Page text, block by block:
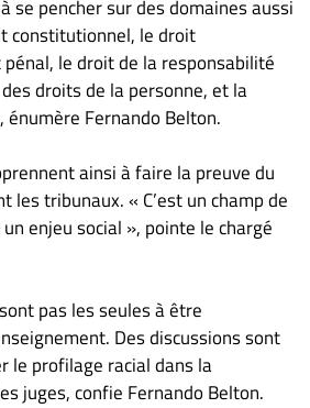
se pencher sur des domaines aussi
constitutionnel, le droit
le droit de la responsabilité
droits de la personne, et la
Fernando Belton.
ainsi à faire la preuve du
les tribunaux. « C’est un champ de
enjeu social », pointe le chargé
pas les seules à être
Des discussions sont
le profilage racial dans la
juges, confie Fernando Belton.